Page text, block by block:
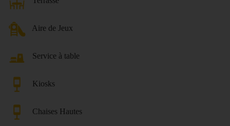
Aire de Jeux
Service à table
Kiosks
Chaises Hautes